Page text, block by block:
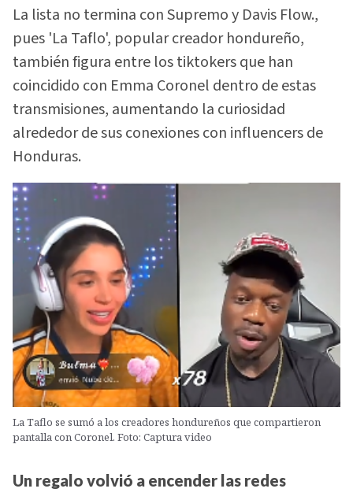
La lista no termina con Supremo y Davis Flow.,
pues 'La Taflo', popular creador hondureño,
también figura entre los tiktokers que han
coincidido con Emma Coronel dentro de estas
transmisiones, aumentando la curiosidad
alrededor de sus conexiones con influencers de
Honduras.
La Taflo se sumó a los creadores hondureños que compartieron
pantalla con Coronel. Foto: Captura video
Un regalo volvió a encender las redes